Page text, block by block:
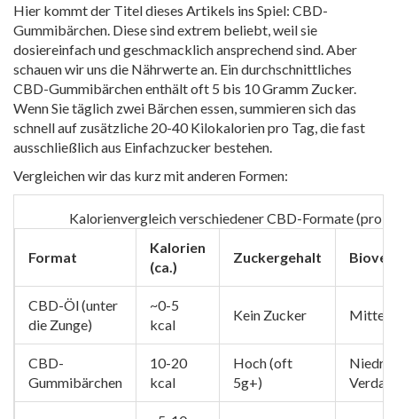
Hier kommt der Titel dieses Artikels ins Spiel: CBD-
Gummibärchen . Diese sind extrem beliebt, weil sie
dosiereinfach und geschmacklich ansprechend sind. Aber
schauen wir uns die Nährwerte an. Ein durchschnittliches
CBD-Gummibärchen enthält oft 5 bis 10 Gramm Zucker.
Wenn Sie täglich zwei Bärchen essen, summieren sich das
schnell auf zusätzliche 20-40 Kilokalorien pro Tag, die fast
ausschließlich aus Einfachzucker bestehen.
Vergleichen wir das kurz mit anderen Formen:
Kalorienvergleich verschiedener CBD-Formate (pro
Format
Kalorien
(ca.)
Zuckergehalt
CBD-Öl (unter
die Zunge)
~0-5
kcal
Kein Zucker Mittel-
CBD-
Gummibärchen
10-20
kcal
Hoch (oft
5g+)